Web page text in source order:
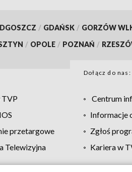
/ GDAŃSK / GORZÓW
/ OPOLE / POZNAŃ /
Dołącz do nas:
TVP Centrum
Informacje
przetargowe Zgłoś
Telewizyjna Kariera w